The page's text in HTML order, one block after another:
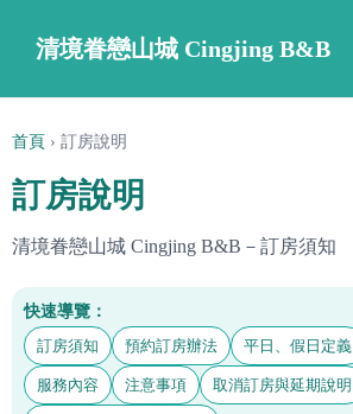
清境眷戀山城 Cingjing B&B
‹
首頁 › 訂房說明
訂房說明
清境眷戀山城 Cingjing B&B－訂房須知
快速導覽：
訂房須知
預約訂房辦法 平日、假日定義
服務內容 注意事項 取消訂房與延期說明